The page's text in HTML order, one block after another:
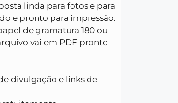
linda para fotos e para
e pronto para impressão.
de gramatura 180 ou
vai em PDF pronto
divulgação e links de